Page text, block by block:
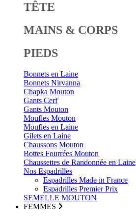
TÊTE
MAINS & CORPS
PIEDS
Bonnets en Laine
Bonnets Nirvanna
Chapka Mouton
Gants Cerf
Gants Mouton
Moufles Mouton
Moufles en Laine
Gilets en Laine
Chaussons Mouton
Bottes Fourrées Mouton
Chaussettes de Randonnée en Laine
Nos Espadrilles
Espadrilles Made in France
Espadrilles Premier Prix
SEMELLE MOUTON
FEMMES